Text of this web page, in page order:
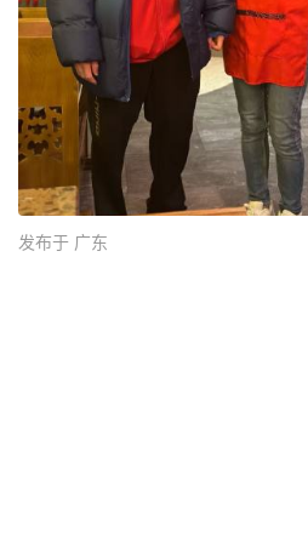
发布于 广东